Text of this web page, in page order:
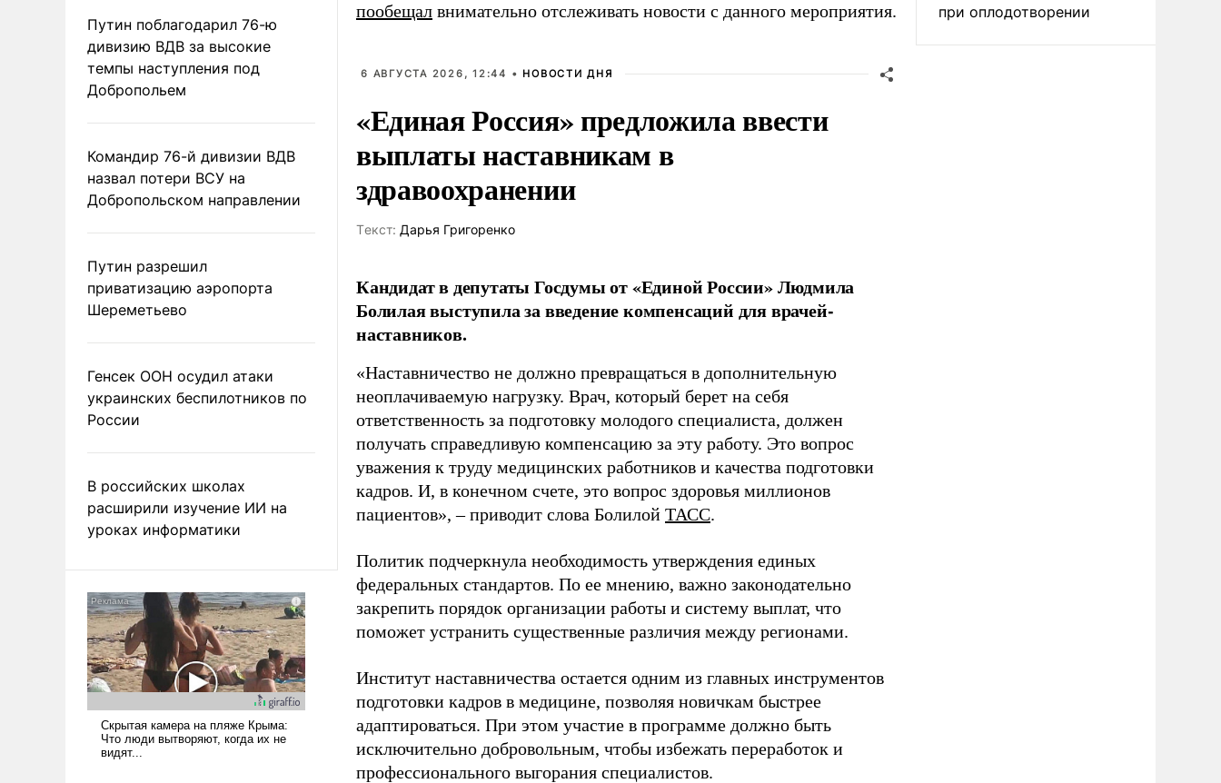
Путин поблагодарил 76-ю
дивизию ВДВ за высокие
темпы наступления под
Добропольем
Командир 76-й дивизии ВДВ
назвал потери ВСУ на
Добропольском направлении
Путин разрешил
приватизацию аэропорта
Шереметьево
Генсек ООН осудил атаки
украинских беспилотников по
России
В российских школах
расширили изучение ИИ на
уроках информатики
пообещал внимательно отслеживать новости с данного мероприятия.
6 АВГУСТА 2026, 12:44 • НОВОСТИ ДНЯ
«Единая Россия» предложила ввести
выплаты наставникам в
здравоохранении
Tекст: Дарья Григоренко
Кандидат в депутаты Госдумы от «Единой России» Людмила
Болилая выступила за введение компенсаций для врачей-
наставников.
«Наставничество не должно превращаться в дополнительную
неоплачиваемую нагрузку. Врач, который берет на себя
ответственность за подготовку молодого специалиста, должен
получать справедливую компенсацию за эту работу. Это вопрос
уважения к труду медицинских работников и качества подготовки
кадров. И, в конечном счете, это вопрос здоровья миллионов
пациентов», – приводит слова Болилой ТАСС.
Политик подчеркнула необходимость утверждения единых
федеральных стандартов. По ее мнению, важно законодательно
закрепить порядок организации работы и систему выплат, что
поможет устранить существенные различия между регионами.
Институт наставничества остается одним из главных инструментов
подготовки кадров в медицине, позволяя новичкам быстрее
адаптироваться. При этом участие в программе должно быть
исключительно добровольным, чтобы избежать переработок и
профессионального выгорания специалистов.
при оплодотворении